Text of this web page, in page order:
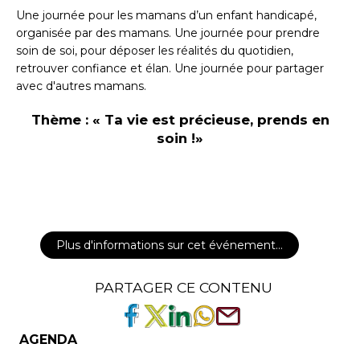
Une journée pour les mamans d’un enfant handicapé,
organisée par des mamans. Une journée pour prendre
soin de soi, pour déposer les réalités du quotidien,
retrouver confiance et élan. Une journée pour partager
avec d'autres mamans.
Thème : « Ta vie est précieuse, prends en
soin !»
Plus d'informations sur cet événement…
PARTAGER CE CONTENU
AGENDA